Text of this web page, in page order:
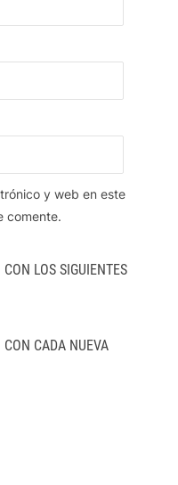
y web en este
comente.
LOS SIGUIENTES
CON CADA NUEVA